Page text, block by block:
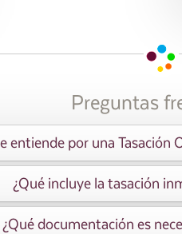
Preguntas
entiende por una Tasación
¿Qué incluye la tasación
¿Qué documentación es